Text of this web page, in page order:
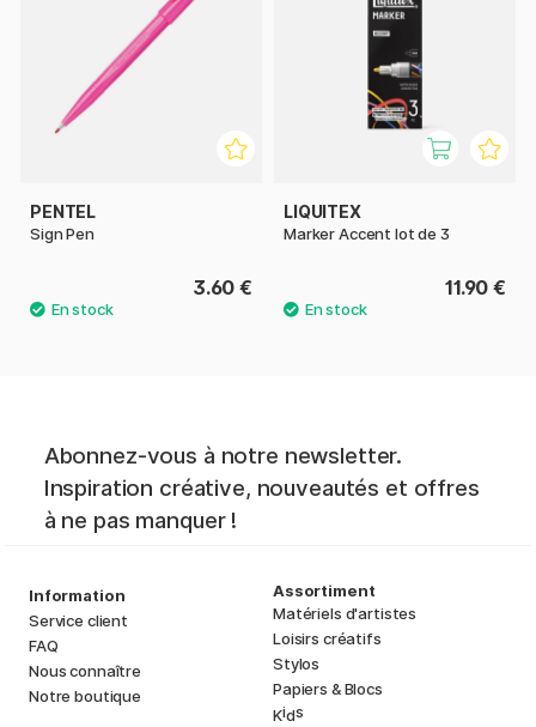
PENTEL
Sign Pen
3.60 €
LIQUITEX
Marker Accent lot de 3
11.90 €
Abonnez-vous à notre newsletter.
Inspiration créative, nouveautés et offres
à ne pas manquer !
Information
Service client
FAQ
Nous connaître
Notre boutique
Assortiment
Matériels d'artistes
Loisirs créatifs
Stylos
Papiers & Blocs
Kids